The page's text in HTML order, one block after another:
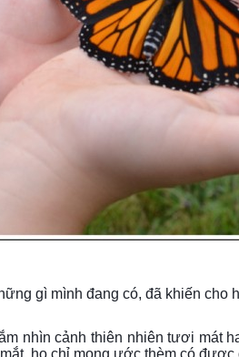
gì mình đang có, đã khiến cho
nhìn cảnh thiên nhiên tươi mát
họ chỉ mong ước thèm có